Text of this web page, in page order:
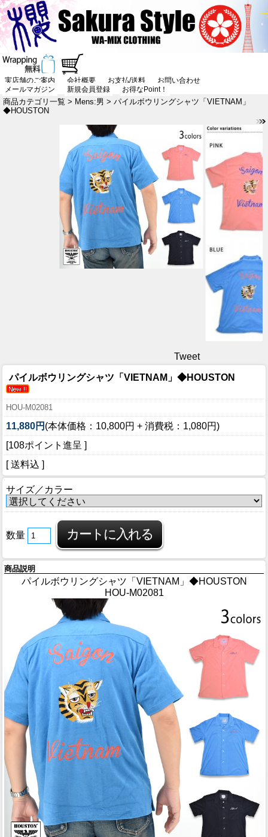
実店舗のご案内 会社概要 お支払/送料
お問い合わせ
メールマガジン
新規会員登録 お得なPoint！
商品カテゴリ一覧 > Mens:男 > パイルボウリングシャツ「VIETNAM」
◆HOUSTON
Tweet
パイルボウリングシャツ「VIETNAM」◆HOUSTON
HOU-M02081
11,880円 (本体価格：10,800円 + 消費税：1,080円)
[108ポイント進呈 ]
[ 送料込 ]
サイズ／カラー
数量
商品説明
パイルボウリングシャツ「VIETNAM」◆HOUSTON
HOU-M02081